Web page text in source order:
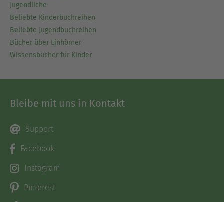
Jugendliche
Beliebte Kinderbuchreihen
Beliebte Jugendbuchreihen
Bücher über Einhörner
Wissensbücher für Kinder
Bleibe mit uns in Kontakt
Support
Facebook
Instagram
Pinterest